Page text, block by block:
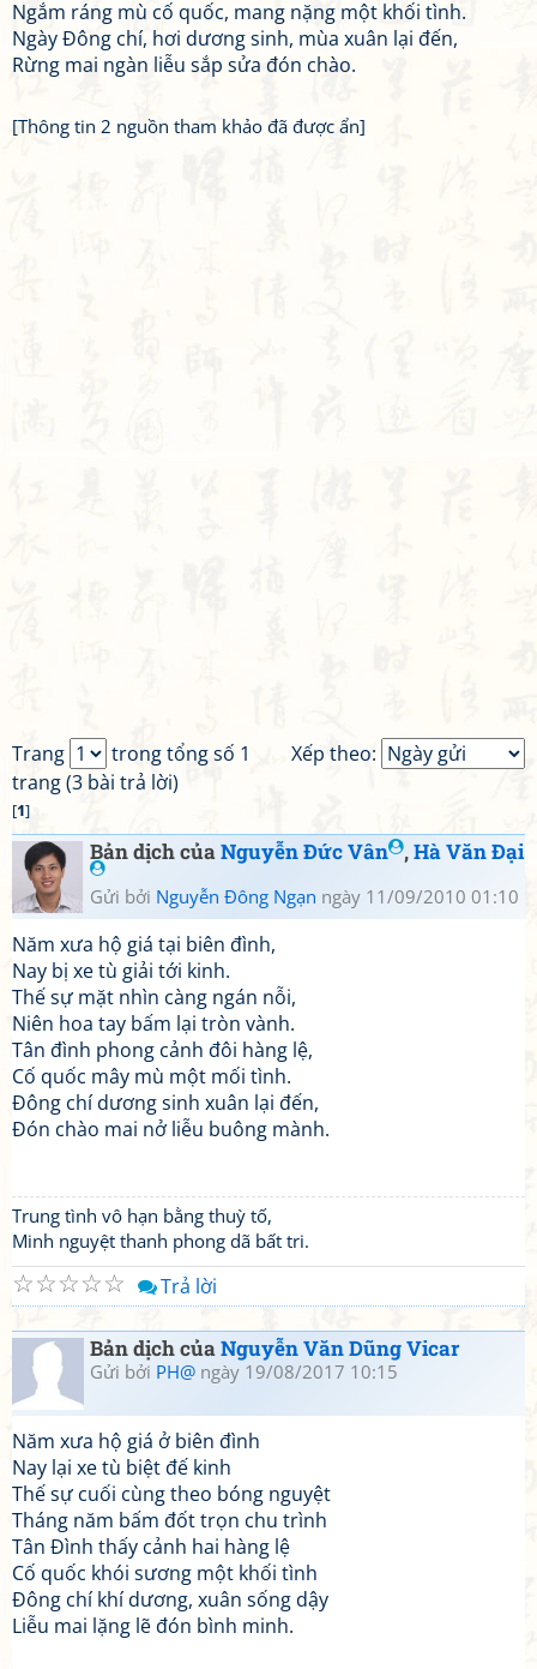
Ngắm ráng mù cố quốc, mang nặng một khối tình.
Ngày Đông chí, hơi dương sinh, mùa xuân lại đến,
Rừng mai ngàn liễu sắp sửa đón chào.
[Thông tin 2 nguồn tham khảo đã được ẩn]
Xếp theo:
Trang
trong tổng số 1
trang (3 bài trả lời)
[1]
Bản dịch củaNguyễn Đức Vân ,Hà Văn Đại
Gửi bởi Nguyễn Đông Ngạn ngày 11/09/2010 01:10
Năm xưa hộ giá tại biên đình,
Nay bị xe tù giải tới kinh.
Thế sự mặt nhìn càng ngán nỗi,
Niên hoa tay bấm lại tròn vành.
Tân đình phong cảnh đôi hàng lệ,
Cố quốc mây mù một mối tình.
Đông chí dương sinh xuân lại đến,
Đón chào mai nở liễu buông mành.
Trung tình vô hạn bằng thuỳ tố,
Minh nguyệt thanh phong dã bất tri.
☆
☆
☆
☆
☆ Trả lời
Bản dịch củaNguyễn Văn Dũng Vicar
Gửi bởi PH@ ngày 19/08/2017 10:15
Năm xưa hộ giá ở biên đình
Nay lại xe tù biệt đế kinh
Thế sự cuối cùng theo bóng nguyệt
Tháng năm bấm đốt trọn chu trình
Tân Đình thấy cảnh hai hàng lệ
Cố quốc khói sương một khối tình
Đông chí khí dương, xuân sống dậy
Liễu mai lặng lẽ đón bình minh.